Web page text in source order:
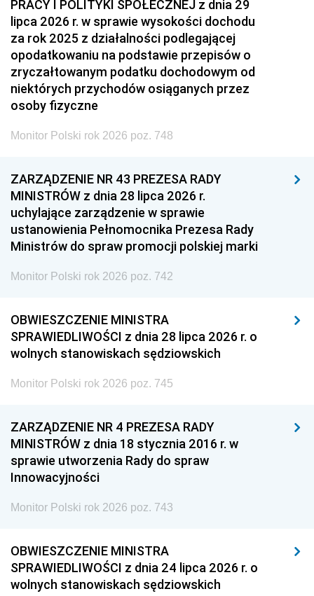
PRACY I POLITYKI SPOŁECZNEJ z dnia 29
lipca 2026 r. w sprawie wysokości dochodu
za rok 2025 z działalności podlegającej
opodatkowaniu na podstawie przepisów o
zryczałtowanym podatku dochodowym od
niektórych przychodów osiąganych przez
osoby fizyczne
Monitor Polski rok 2026 poz. 748
ZARZĄDZENIE NR 43 PREZESA RADY
MINISTRÓW z dnia 28 lipca 2026 r.
uchylające zarządzenie w sprawie
ustanowienia Pełnomocnika Prezesa Rady
Ministrów do spraw promocji polskiej marki
Monitor Polski rok 2026 poz. 742
OBWIESZCZENIE MINISTRA
SPRAWIEDLIWOŚCI z dnia 28 lipca 2026 r. o
wolnych stanowiskach sędziowskich
Monitor Polski rok 2026 poz. 745
ZARZĄDZENIE NR 4 PREZESA RADY
MINISTRÓW z dnia 18 stycznia 2016 r. w
sprawie utworzenia Rady do spraw
Innowacyjności
Monitor Polski rok 2026 poz. 743
OBWIESZCZENIE MINISTRA
SPRAWIEDLIWOŚCI z dnia 24 lipca 2026 r. o
wolnych stanowiskach sędziowskich